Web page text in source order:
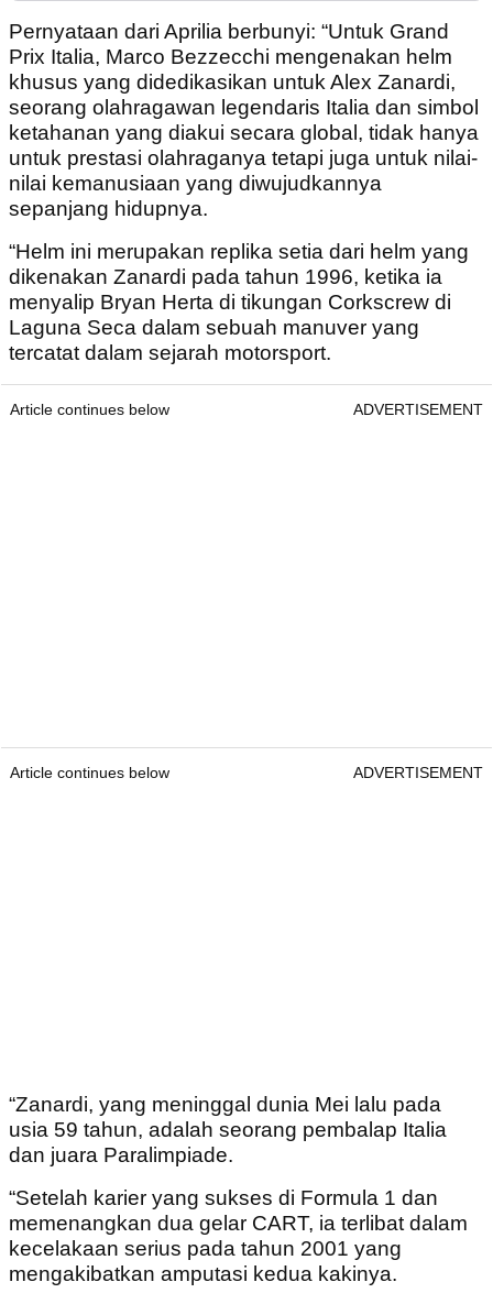
Pernyataan dari Aprilia berbunyi: “Untuk Grand
Prix Italia, Marco Bezzecchi mengenakan helm
khusus yang didedikasikan untuk Alex Zanardi,
seorang olahragawan legendaris Italia dan simbol
ketahanan yang diakui secara global, tidak hanya
untuk prestasi olahraganya tetapi juga untuk nilai-
nilai kemanusiaan yang diwujudkannya
sepanjang hidupnya.
“Helm ini merupakan replika setia dari helm yang
dikenakan Zanardi pada tahun 1996, ketika ia
menyalip Bryan Herta di tikungan Corkscrew di
Laguna Seca dalam sebuah manuver yang
tercatat dalam sejarah motorsport.
Article continues below ADVERTISEMENT
Article continues below ADVERTISEMENT
“Zanardi, yang meninggal dunia Mei lalu pada
usia 59 tahun, adalah seorang pembalap Italia
dan juara Paralimpiade.
“Setelah karier yang sukses di Formula 1 dan
memenangkan dua gelar CART, ia terlibat dalam
kecelakaan serius pada tahun 2001 yang
mengakibatkan amputasi kedua kakinya.